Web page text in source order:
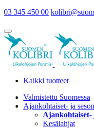
03 345 450 00
Kaikki tuotteet
Valmistettu Suomessa
Ajankohtaiset- ja
Ajankohtaiset-
Kesälahjat